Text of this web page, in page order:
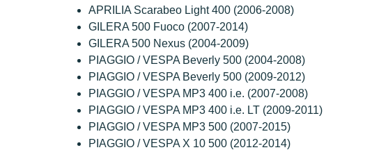
APRILIA Scarabeo Light 400 (2006-2008)
GILERA 500 Fuoco (2007-2014)
GILERA 500 Nexus (2004-2009)
PIAGGIO / VESPA Beverly 500 (2004-2008)
PIAGGIO / VESPA Beverly 500 (2009-2012)
PIAGGIO / VESPA MP3 400 i.e. (2007-2008)
PIAGGIO / VESPA MP3 400 i.e. LT (2009-2011)
PIAGGIO / VESPA MP3 500 (2007-2015)
PIAGGIO / VESPA X 10 500 (2012-2014)